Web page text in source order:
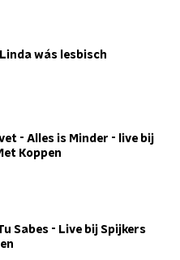
wás lesbisch
- Alles is Minder - live bij
Koppen
Sabes - Live bij Spijkers